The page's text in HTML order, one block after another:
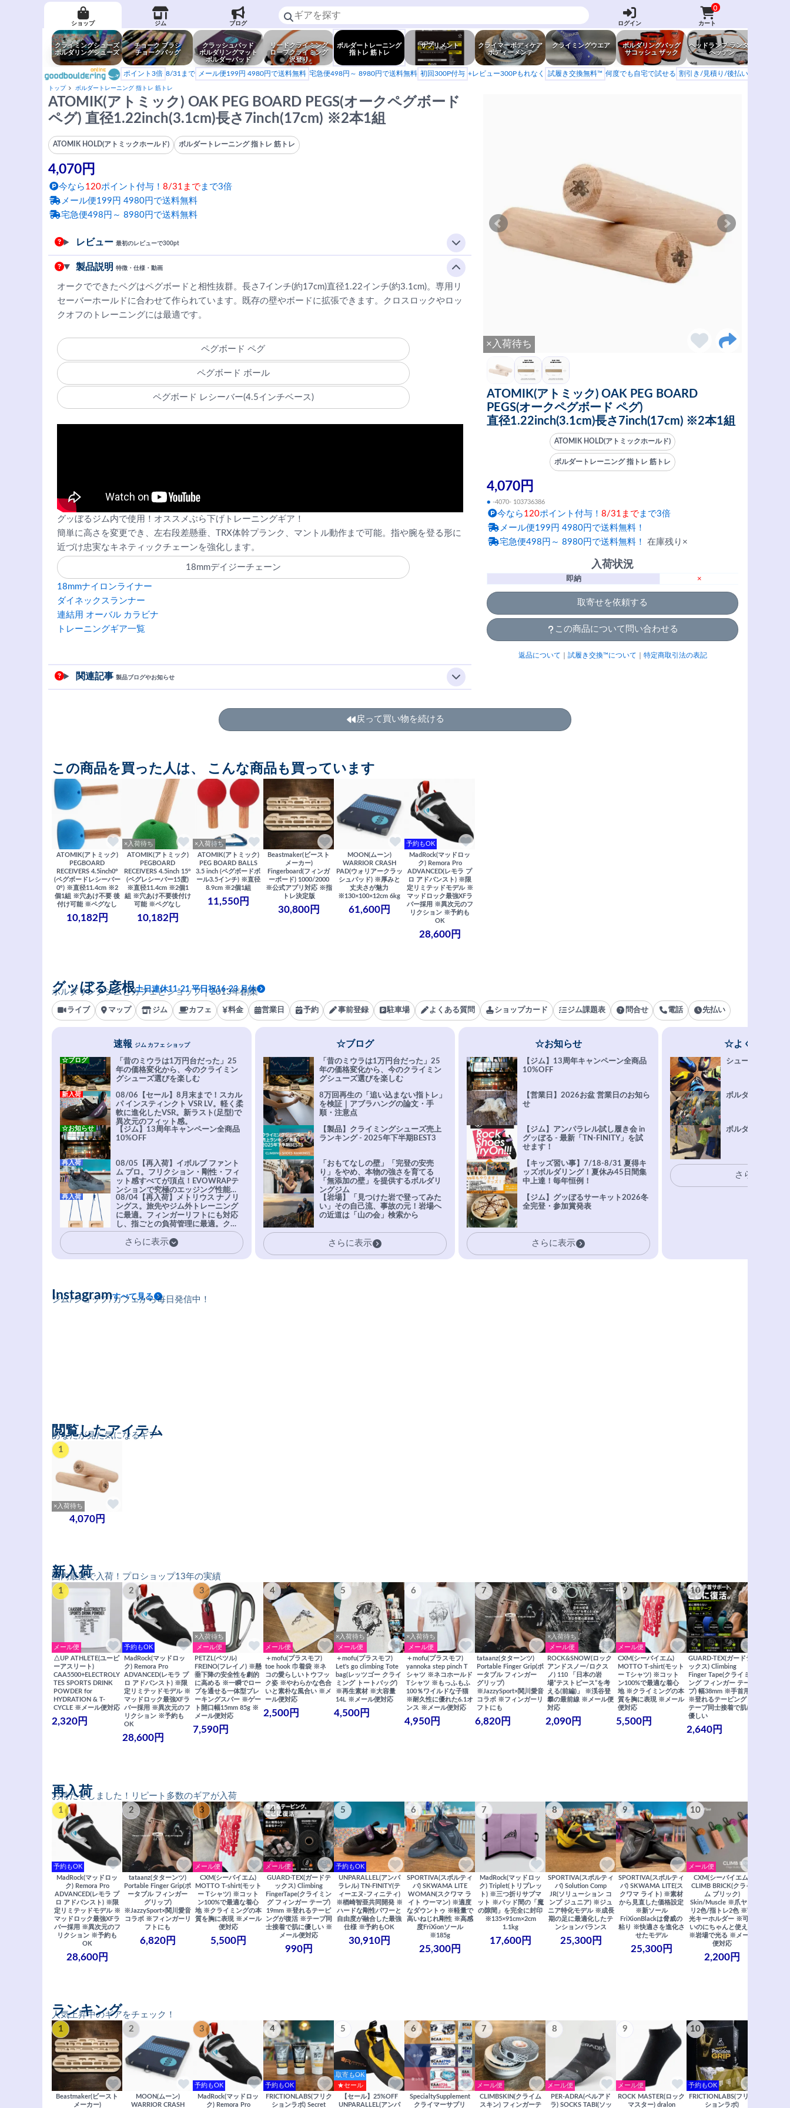
ショップ ジム ブログ ログイン
0
カート
クライミングシューズ
ボルダリングシューズ
チョーク ブラシ
チョークバッグ
クラッシュパッド
ボルダリングマット
ボルダーパッド
リードクライミング
ロープクライミング
沢登り
ボルダートレーニング
指トレ 筋トレ
サプリメント
クライマーボディケア
ボディーメンテ
クライミングウエア
ボルダリングバッグ
サコッシュ ザック
ヘッドランプ ランタン
ヘッデン
ポイント3倍 8/31まで メール便199円 4980円で送料無料 宅急便498円～ 8980円で送料無料 初回300P付与 +レビュー300Pもれなく 試履き交換無料™ 何度でも自宅で試せる 割引き/見積り/後払い
トップ ボルダートレーニング 指トレ 筋トレ
×入荷待ち
ATOMIK(アトミック) OAK PEG BOARD
PEGS(オークペグボード ペグ)
直径1.22inch(3.1cm)長さ7inch(17cm) ※2本1組
ATOMIK HOLD(アトミックホールド)
ボルダートレーニング 指トレ 筋トレ
4,070円
● -4070- 103736386
今なら 120ポイント付与！ 8/31まで まで3倍
メール便199円 4980円で送料無料！
宅急便498円～ 8980円で送料無料！ 在庫残り×
入荷状況
即納 ×
取寄せを依頼する
この商品について問い合わせる
返品について 試履き交換™について 特定商取引法の表記
ATOMIK(アトミック) OAK PEG BOARD PEGS(オークペグボード
ペグ) 直径1.22inch(3.1cm)長さ7inch(17cm) ※2本1組
ATOMIK HOLD(アトミックホールド) ボルダートレーニング 指トレ 筋トレ
4,070円
今なら 120ポイント付与！ 8/31まで まで3倍
メール便199円 4980円で送料無料
宅急便498円～ 8980円で送料無料
レビュー 最初のレビューで300pt
製品説明 特徴・仕様・動画
オークでできたペグはペグボードと相性抜群。長さ7インチ(約17cm)直径1.22インチ(約3.1cm)。専用リ
セーバーホールドに合わせて作られています。既存の壁やボードに拡張できます。クロスロックやロッ
クオフのトレーニングには最適です。
ペグボード ペグ
ペグボード ボール
ペグボード レシーバー(4.5インチベース)
グッぼるジム内で使用！オススメぶら下げトレーニングギア！
簡単に高さを変更でき、左右段差懸垂、TRX体幹プランク、マントル動作まで可能。指や腕を登る形に
近づけ忠実なキネティックチェーンを強化します。
18mmデイジーチェーン
18mmナイロンライナー
ダイネックスランナー
連結用 オーバル カラビナ
トレーニングギア一覧
関連記事 製品ブログやお知らせ
戻って買い物を続ける
この商品を買った人は、 こんな商品も買っています
ATOMIK(アトミック)
PEGBOARD
RECEIVERS 4.5inch0°
(ペグボードレシーバー
0°) ※直径11.4cm ※2
個1組 ※穴あけ不要 後
付け可能 ※ペグなし
10,182円
×入荷待ち
ATOMIK(アトミック)
PEGBOARD
RECEIVERS 4.5inch 15°
(ペグレシーバー15度)
※直径11.4cm ※2個1
組 ※穴あけ不要後付け
可能 ※ペグなし
10,182円
×入荷待ち
ATOMIK(アトミック)
PEG BOARD BALLS
3.5 inch (ペグボードボ
ール3.5インチ) ※直径
8.9cm ※2個1組
11,550円
Beastmaker(ビースト
メーカー)
Fingerboard(フィンガ
ーボード) 1000/2000
※公式アプリ対応 ※指
トレ決定版
30,800円
MOON(ムーン)
WARRIOR CRASH
PAD(ウォリアークラッ
シュパッド) ※厚みと
丈夫さが魅力
※130×100×12cm 6kg
61,600円
予約もOK
MadRock(マッドロッ
ク) Remora Pro
ADVANCED(レモラ プ
ロ アドバンスト) ※限
定リミテッドモデル ※
マッドロック最強XFラ
バー採用 ※異次元のフ
リクション ※予約も
OK
28,600円
ボルダリングジムとカフェとショップ｜2013年創業
グッぼる彦根土日連休11-21 平日祝16-23 月休
ライブ マップ ジム カフェ 料金 営業日 予約 事前登録 駐車場 よくある質問 ショップカード ジム課題表 問合せ 電話 先払い
速報 ジム カフェ ショップ
「昔のミウラは1万円台だった」25
年の価格変化から、今のクライミン
グシューズ選びを楽しむ
☆ブログ
08/06【セール】8月末まで！スカル
パ インスティンクト VSR LV。軽く柔
軟に進化したVSR。新ラスト(足型)で
異次元のフィット感。
新入荷
【ジム】13周年キャンペーン全商品
10%OFF
☆お知らせ
08/05【再入荷】イボルブ ファント
ム プロ。フリクション・剛性・フィ
ット感すべてが頂点！EVOWRAPテ
ンションで究極のエッジング性能を
実現。進化系ラバーEvo-74はTRAX
を凌駕する粘着力で極小ホールドに
安心感。
再入荷
08/04【再入荷】メトリウス ナノリ
ングス。旅先やジム外トレーニング
に最適。フィンガーリフトにも対応
し、指ごとの負荷管理に最適。クラ
イマーの指を本気で鍛えるギア。
再入荷
さらに表示
☆ブログ
「昔のミウラは1万円台だった」25
年の価格変化から、今のクライミン
グシューズ選びを楽しむ
8万回再生の「追い込まない指トレ」
を検証｜アブラハングの論文・手
順・注意点
【製品】クライミングシューズ売上
ランキング - 2025年下半期BEST3
「おもてなしの壁」「完登の安売
り」をやめ、本物の強さを育てる
「無添加の壁」を提供するボルダリ
ングジム
【岩場】「見つけた岩で登ってみた
い」その自己流、事故の元！岩場へ
の近道は「山の会」検索から
さらに表示
☆お知らせ
【ジム】13周年キャンペーン全商品
10%OFF
【営業日】2026お盆 営業日のお知ら
せ
【ジム】アンパラレル試し履き会 in
グッぼる - 最新「TN-FINITY」を試
せます！
【キッズ習い事】7/18-8/31 夏得キ
ッズボルダリング！夏休み45日間集
中上達！毎年恒例！
【ジム】グッぼるサーキット2026冬
全完登・参加賞発表
さらに表示
☆よくある質
シューズ選びFAQ
ボルダリング上達
ボルダリングトレ
さらに表示
ジム/ショップ/カフェから毎日発信中！
Instagramすべて見る
あなたが見た気になるギア
閲覧したアイテム
1
×入荷待ち
4,070円
国内最速で入荷！プロショップ13年の実績
新入荷
1
メール便
△UP ATHLETE(ユーピ
ーアスリート)
CAA5500+ELECTROLY
TES SPORTS DRINK
POWDER for
HYDRATION & T-
CYCLE ※メール便対応
2,320円
2
予約もOK
MadRock(マッドロッ
ク) Remora Pro
ADVANCED(レモラ プ
ロ アドバンスト) ※限
定リミテッドモデル ※
マッドロック最強XFラ
バー採用 ※異次元のフ
リクション ※予約も
OK
28,600円
3
×入荷待ち
メール便
PETZL(ペツル)
FREINO(フレイノ) ※懸
垂下降の安全性を劇的
に高める ※一瞬でロー
プを通せる一体型ブレ
ーキングスパー ※ゲー
ト開口幅15mm 85g ※
メール便対応
7,590円
4
メール便
＋mofu(プラスモフ)
toe hook 巾着袋 ※ネ
コの愛らしいトウフッ
ク姿 ※やわらかな色合
いと素朴な風合い ※メ
ール便対応
2,500円
5
×入荷待ち
メール便
＋mofu(プラスモフ)
Let's go climbing Tote
bag(レッツゴー クライ
ミング トートバッグ)
※再生素材 ※大容量
14L ※メール便対応
4,500円
6
×入荷待ち
メール便
＋mofu(プラスモフ)
yannoka step pinch T
シャツ ※ネコホールド
Tシャツ ※もっふもふ
100％ワイルドな子猫
※耐久性に優れた6.1オ
ンス ※メール便対応
4,950円
7
tataanz(タターンツ)
Portable Finger Grip(ポ
ータブル フィンガー
グリップ)
※JazzySport×関川愛音
コラボ ※フィンガーリ
フトにも
6,820円
8
×入荷待ち
メール便
ROCK&SNOW(ロック
アンドスノー/ロクス
ノ) 110 「日本の岩
場“テストピース”を考
える(前編)」 ※渓谷登
攀の最前線 ※メール便
対応
2,090円
9
メール便
CXM(シーバイエム)
MOTTO T-shirt(モット
ー Tシャツ) ※コット
ン100%で最適な着心
地 ※クライミングの本
質を胸に表現 ※メール
便対応
5,500円
10
GUARD-TEX(ガードテ
ックス) Climbing
Finger Tape(クライミ
ング フィンガー テー
プ) 幅38mm ※手首用
※登れるテーピング ※
テープ同士接着で肌に
優しい
2,640円
お待たせしました！リピート多数のギアが入荷
再入荷
1
予約もOK
MadRock(マッドロッ
ク) Remora Pro
ADVANCED(レモラ プ
ロ アドバンスト) ※限
定リミテッドモデル ※
マッドロック最強XFラ
バー採用 ※異次元のフ
リクション ※予約も
OK
28,600円
2
tataanz(タターンツ)
Portable Finger Grip(ポ
ータブル フィンガー
グリップ)
※JazzySport×関川愛音
コラボ ※フィンガーリ
フトにも
6,820円
3
メール便
CXM(シーバイエム)
MOTTO T-shirt(モット
ー Tシャツ) ※コット
ン100%で最適な着心
地 ※クライミングの本
質を胸に表現 ※メール
便対応
5,500円
4
メール便
GUARD-TEX(ガードテ
ックス) Climbing
FingerTape(クライミン
グ フィンガー テープ)
19mm ※登れるテーピ
ングが復活 ※テープ同
士接着で肌に優しい ※
メール便対応
990円
5
予約もOK
UNPARALLEL(アンパ
ラレル) TN-FINITY(テ
ィーエヌ-フィニティ)
※楢崎智亜共同開発 ※
ハードな剛性パワーと
自由度が融合した最強
仕様 ※予約もOK
30,910円
6
SPORTIVA(スポルティ
バ) SKWAMA LITE
WOMAN(スクワマ ラ
イト ウーマン) ※適度
なダウントゥ ※軽量で
高いねじれ剛性 ※高感
度FriXionソール
※185g
25,300円
7
MadRock(マッドロッ
ク) Triplet(トリプレッ
ト) ※三つ折りサブマ
ット ※パッド間の「魔
の隙間」を完全に封印
※135×91cm×2cm
1.1kg
17,600円
8
SPORTIVA(スポルティ
バ) Solution Comp
JR(ソリューション コ
ンプ ジュニア) ※ジュ
ニア特化モデル ※成長
期の足に最適化したテ
ンションバランス
25,300円
9
SPORTIVA(スポルティ
バ) SKWAMA LITE(ス
クワマ ライト) ※素材
から見直した価格設定
※新ソール
FriXionBlackは脅威の
粘り ※快適さを進化さ
せたモデル
25,300円
10
メール便
CXM(シーバイエム)
CLIMB BRICK(クライ
ム ブリック)
Skin/Muscle ※爪ヤス
リ2色/指トレ2色 ※蓄
光キーホルダー ※可愛
いのにちゃんと使える
※岩場で光る ※メール
便対応
2,200円
人気上昇中のギアをチェック！
ランキング
1
Beastmaker(ビースト
メーカー)
2
MOON(ムーン)
WARRIOR CRASH
3
予約もOK
MadRock(マッドロッ
ク) Remora Pro
4
予約もOK
FRICTIONLABS(フリク
ションラボ) Secret
5
取寄もOK
★セール
【セール】25%OFF
UNPARALLEL(アンパ
6
SpecialtySupplement
クライマーサプリ
7
メール便
CLIMBSKIN(クライム
スキン) フィンガーテ
8
メール便
PER-ADRA(ペルアド
ラ) SOCKS TABI(ソッ
9
メール便
ROCK MASTER(ロック
マスター) dralon
10
予約もOK
FRICTIONLABS(フリク
ションラボ)